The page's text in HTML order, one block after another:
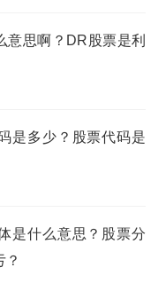
意思啊？DR股票是利
是多少？股票代码是
是什么意思？股票分
？